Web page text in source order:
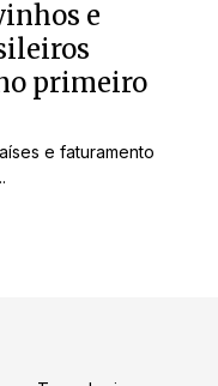
e
primeiro
e faturamento